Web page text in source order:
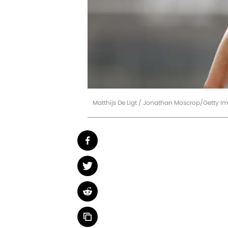
Matthijs De Ligt / Jonathan Moscrop/Getty